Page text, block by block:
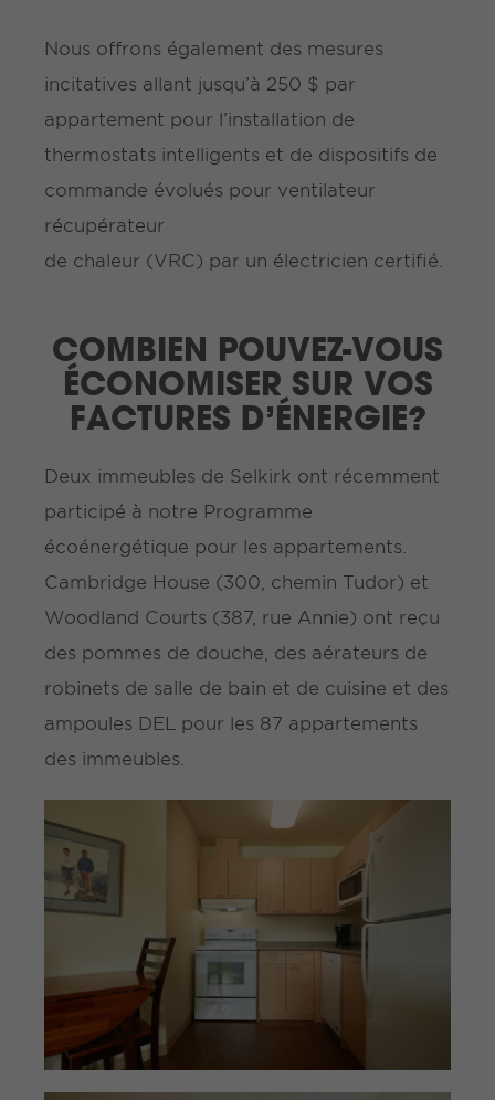
Nous offrons également des mesures
incitatives allant jusqu’à 250 $ par
appartement pour l’installation de
thermostats intelligents et de dispositifs de
commande évolués pour ventilateur
récupérateur
de chaleur (VRC) par un électricien certifié.
COMBIEN POUVEZ-VOUS
ÉCONOMISER SUR VOS
FACTURES D’ÉNERGIE?
Deux immeubles de Selkirk ont récemment
participé à notre Programme
écoénergétique pour les appartements.
Cambridge House (300, chemin Tudor) et
Woodland Courts (387, rue Annie) ont reçu
des pommes de douche, des aérateurs de
robinets de salle de bain et de cuisine et des
ampoules DEL pour les 87 appartements
des immeubles.